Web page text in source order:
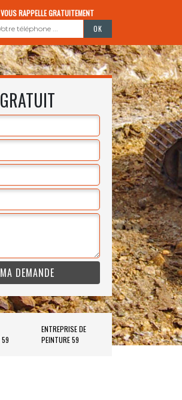
RAPPELLE GRATUITEMENT
59
ENTREPRISE DE
PEINTURE 59